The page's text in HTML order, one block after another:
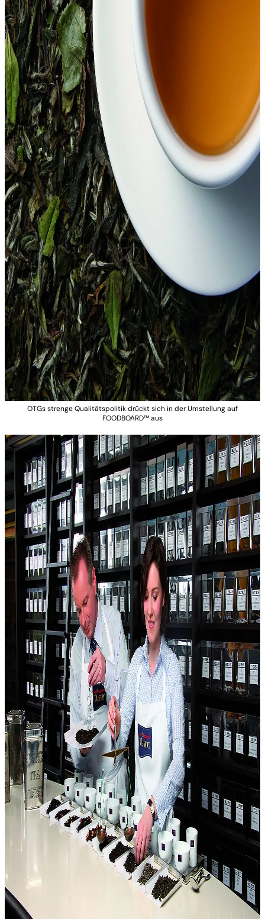
OTGs strenge Qualitätspolitik drückt sich in der Umstellung auf
FOODBOARD™ aus